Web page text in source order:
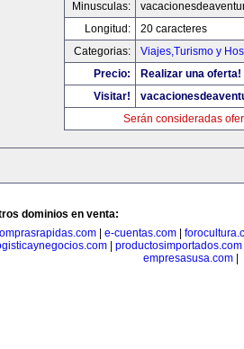
Minusculas:
Longitud:
20 caracteres
Categorias:
Viajes,Turismo y
Precio:
Realizar una oferta!
Visitar!
Serán consideradas
dominios en venta:
e-cuentas.com
productosimportados.com
empresasusa.com